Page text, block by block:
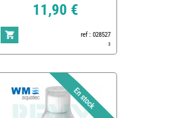
11,90 €
ref : 028527
3